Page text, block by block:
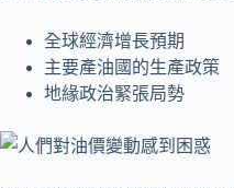
全球經濟增長預期
主要產油國的生產政策
地緣政治緊張局勢